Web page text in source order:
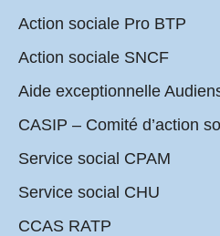
Action sociale Pro BTP
Action sociale SNCF
Aide exceptionnelle
CASIP – Comité d’action
Service social CPAM
Service social CHU
CCAS RATP